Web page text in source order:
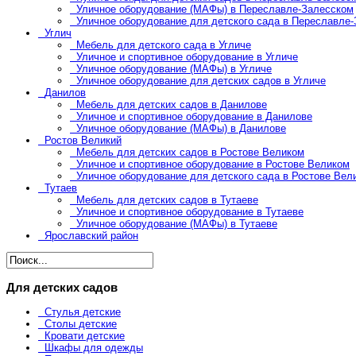
Уличное оборудование (МАФы) в Переславле-Залесском
Уличное оборудование для детского сада в
Углич
Мебель для детского сада в Угличе
Уличное и спортивное оборудование в Угличе
Уличное оборудование (МАФы) в Угличе
Уличное оборудование для детских садов в Угличе
Данилов
Мебель для детских садов в Данилове
Уличное и спортивное оборудование в Данилове
Уличное оборудование (МАФы) в Данилове
Ростов Великий
Мебель для детских садов в Ростове Великом
Уличное и спортивное оборудование в Ростове Великом
Уличное оборудование для детского сада в Ростове
Тутаев
Мебель для детских садов в Тутаеве
Уличное и спортивное оборудование в Тутаеве
Уличное оборудование (МАФы) в Тутаеве
Ярославский район
Для детских садов
Стулья детские
Столы детские
Кровати детские
Шкафы для одежды